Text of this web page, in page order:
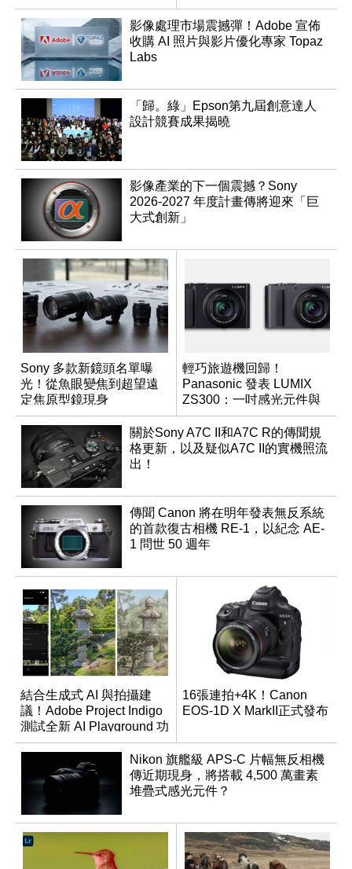
像藍圖
變焦鏡頭
影像處理市場震撼彈！Adobe 宣佈
收購 AI 照片與影片優化專家 Topaz
Labs
「歸。綠」Epson第九屆創意達人
設計競賽成果揭曉
影像產業的下一個震撼？Sony
2026-2027 年度計畫傳將迎來「巨
大式創新」
Sony 多款新鏡頭名單曝
光！從魚眼變焦到超望遠
定焦原型鏡現身
輕巧旅遊機回歸！
Panasonic 發表 LUMIX
ZS300：一吋感光元件與
15 倍光學變焦
關於Sony A7C II和A7C R的傳聞規
格更新，以及疑似A7C II的實機照流
出！
傳聞 Canon 將在明年發表無反系統
的首款復古相機 RE-1，以紀念 AE-
1 問世 50 週年
結合生成式 AI 與拍攝建
議！Adobe Project Indigo
測試全新 AI Playground 功
能
16張連拍+4K！Canon
EOS-1D X MarkII正式發布
Nikon 旗艦級 APS-C 片幅無反相機
傳近期現身，將搭載 4,500 萬畫素
堆疊式感光元件？